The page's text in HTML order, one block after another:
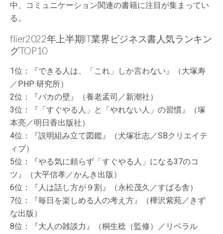
中、コミュニケーション関連の書籍に注目が集まってい
る。
flier2022年上半期IT業界ビジネス書人気ランキン
グTOP10
1位：『できる人は、「これ」しか言わない』（大塚寿
／PHP 研究所）
2位：『バカの壁』（養老孟司／新潮社）
3位：『「すぐやる人」と「やれない人」の習慣』（塚
本亮／明日香出版社）
4位：『説明組み立て図鑑』（犬塚壮志／SBクリエイテ
ィブ）
5位：『やる気に頼らず「すぐやる人」になる37のコ
ツ』（大平信孝／かんき出版）
6位：『人は話し方が９割』（永松茂久／すばる舎）
7位：『毎日を楽しめる人の考え方』（樺沢紫苑／きず
な出版）
8位：『大人の雑談力』（桐生稔（監修）／リベラル